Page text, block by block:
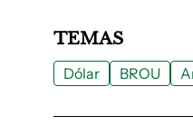
TEMAS
Dólar BROU